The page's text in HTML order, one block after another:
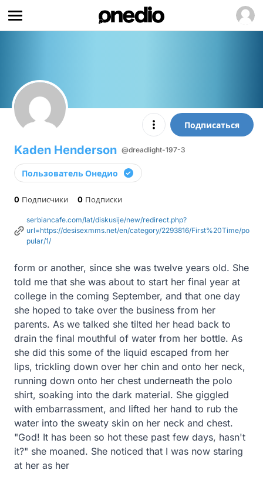
Подписаться
Kaden Henderson @dreadlight-197-3
Пользователь Онедио
0 Подписчики 0 Подписки
serbiancafe.com/lat/diskusije/new/redirect.php?
url=https://desisexmms.net/en/category/2293816/First%20Time/po
pular/1/
form or another, since she was twelve years old. She
told me that she was about to start her final year at
college in the coming September, and that one day
she hoped to take over the business from her
parents. As we talked she tilted her head back to
drain the final mouthful of water from her bottle. As
she did this some of the liquid escaped from her
lips, trickling down over her chin and onto her neck,
running down onto her chest underneath the polo
shirt, soaking into the dark material. She giggled
with embarrassment, and lifted her hand to rub the
water into the sweaty skin on her neck and chest.
"God! It has been so hot these past few days, hasn't
it?" she moaned. She noticed that I was now staring
at her as her